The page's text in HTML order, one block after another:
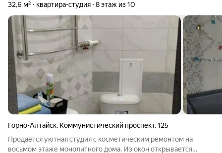
32,6 м² квартира-студия 8 этаж из 10
Горно-Алтайск, Коммунистический проспект,125
Продается уютная студия с косметическим ремонтом на
восьмом этаже монолитного дома. Из окон открывается